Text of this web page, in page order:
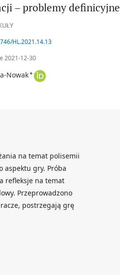
– problemy definicyjne
HL.2021.14.13
2021-12-30
Nowak +
na temat polisemii
aspektu gry. Próba
refleksje na temat
Przeprowadzono
postrzegają grę